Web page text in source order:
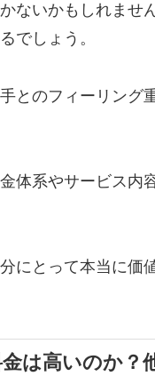
ないかもしれま
でしょう。
とのフィーリング
体系やサービス内
にとって本当に価
は高いのか？